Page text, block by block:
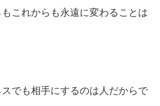
これからも永遠に変わることは
でも相手にするのは人だからで